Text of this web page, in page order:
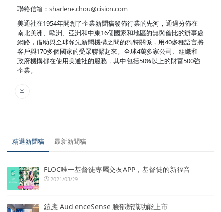
聯絡信箱： sharlene.chou@cision.com
美通社在1954年開創了企業新聞稿發佈行業的先河，通過分佈在
南北美洲、歐洲、亞洲和中東16個國家和地區的無與倫比的辦事處
網路，借助與全球領先新聞機構之間的獨特關係，用40多種語言將
客戶與170多個國家的受眾聯繫起來。全球4萬多家公司、組織和
政府機構都在使用美通社的服務，其中包括50%以上的財富500強
企業。
精選新聞稿 最新新聞稿
FLOC唯一基督徒專屬交友APP，基督徒的新福音
2021/03/29
鎧應 AudienceSense 臉部辨識功能上市